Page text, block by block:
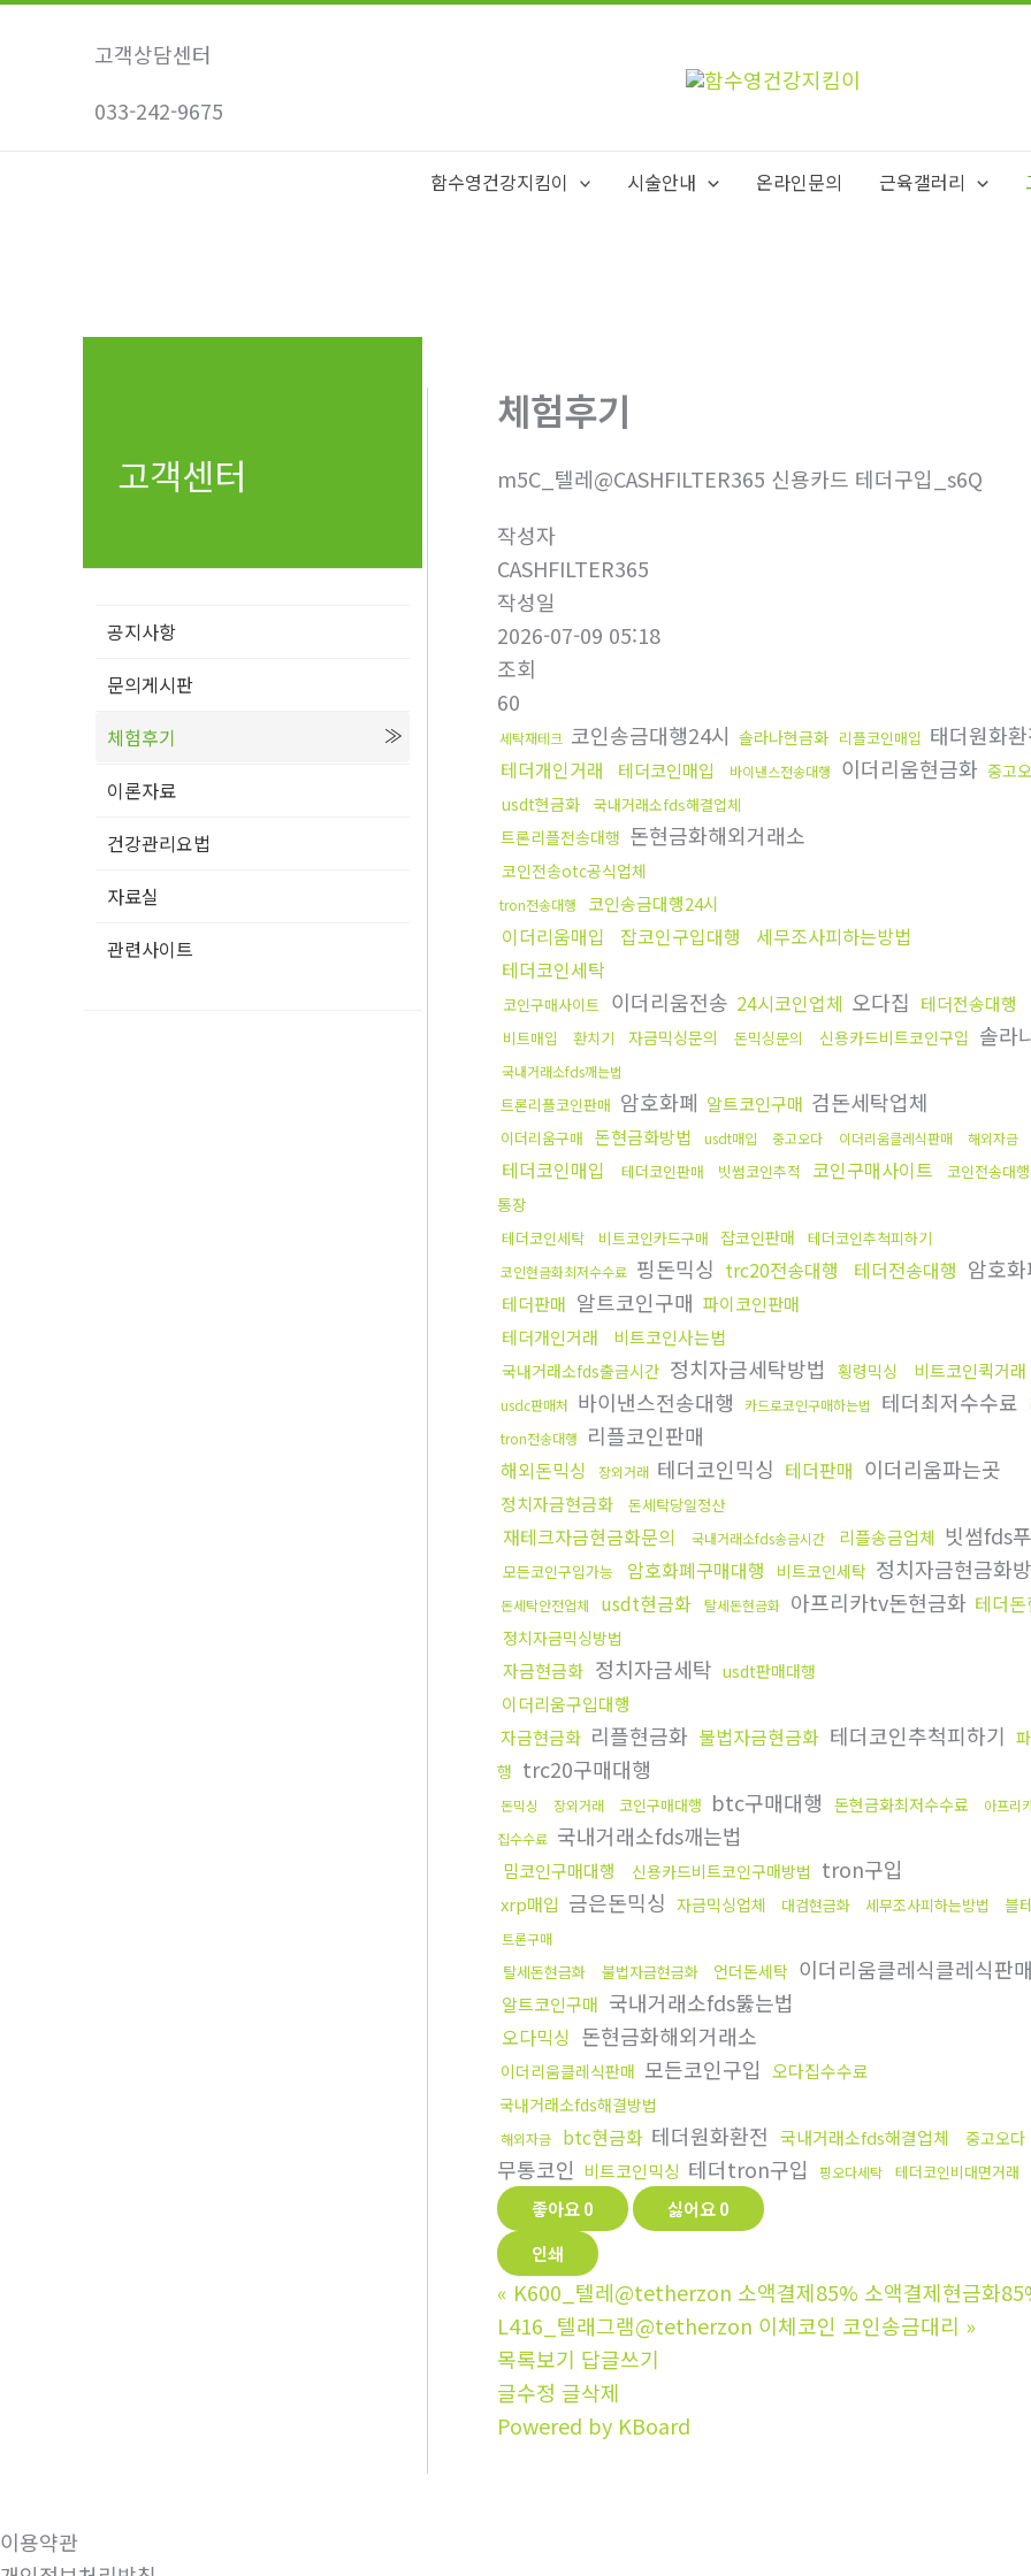
콘
고객상담센터
033-242-9675
함수영건강지킴이 시술안내 온라인문의 근육갤러리
고객센터
공지사항
문의게시판
체험후기
이론자료
건강관리요법
자료실
관련사이트
체험후기
m5C_텔레@CASHFILTER365 신용카드 테더구입_s6Q
작성자
CASHFILTER365
작성일
2026-07-09 05:18
조회
60
세탁재테크 코인송금대행24시 솔라나현금화 리플코인매입 태더원화
테더개인거래 테더코인매입 바이낸스전송대행 이더리움현금화 중고
usdt현금화 국내거래소fds해결업체
트론리플전송대행 돈현금화해외거래소
코인전송otc공식업체
tron전송대행 코인송금대행24시
이더리움매입 잡코인구입대행
세무조사피하는방법
테더코인세탁
코인구매사이트 이더리움전송 24시코인업체 오다집 테더전송대행
비트매입 환치기 자금믹싱문의 돈믹싱문의 신용카드비트코인구입 솔라
국내거래소fds깨는법
트론리플코인판매 암호화폐 알트코인구매 검돈세탁업체
이더리움구매 돈현금화방법 usdt매입 중고오다 이더리움클레식판매 해외자금
테더코인매입 테더코인판매 빗썸코인추적 코인구매사이트 코인전송대행
통장
테더코인세탁 비트코인카드구매 잡코인판매 테더코인추척피하기
코인현금화최저수수료 핑돈믹싱 trc20전송대행 테더전송대행 암호
테더판매 알트코인구매 파이코인판매
테더개인거래
비트코인사는법
국내거래소fds출금시간 정치자금세탁방법 횡령믹싱 비트코인퀵거래
usdc판매처 바이낸스전송대행 카드로코인구매하는법 테더최저수수료
tron전송대행 리플코인판매
해외돈믹싱 장외거래 테더코인믹싱 테더판매 이더리움파는곳
정치자금현금화 돈세탁당일정산
재테크자금현금화문의 국내거래소fds송금시간 리플송금업체 빗썸fds
모든코인구입가능 암호화폐구매대행 비트코인세탁 정치자금현금화
돈세탁안전업체 usdt현금화 탈세돈현금화 아프리카tv돈현금화 테더
정치자금믹싱방법
자금현금화 정치자금세탁 usdt판매대행
이더리움구입대행
자금현금화 리플현금화 불법자금현금화 테더코인추척피하기
행 trc20구매대행
돈믹싱 장외거래 코인구매대행 btc구매대행 돈현금화최저수수료 아프리
집수수료 국내거래소fds깨는법
밈코인구매대행 신용카드비트코인구매방법 tron구입
xrp매입 금은돈믹싱 자금믹싱업체 대검현금화 세무조사피하는방법 블
트론구매
탈세돈현금화 불법자금현금화 언더돈세탁 이더리움클레식클레식판매
알트코인구매 국내거래소fds뚫는법
오다믹싱 돈현금화해외거래소
이더리움클레식판매 모든코인구입 오다집수수료
국내거래소fds해결방법
해외자금 btc현금화 테더원화환전 국내거래소fds해결업체 중고오다
무통코인 비트코인믹싱 테더tron구입 핑오다세탁 테더코인비대면거래
좋아요0 싫어요0
인쇄
« K600_텔레@tetherzon 소액결제85% 소액결제현금화
L416_텔래그램@tetherzon 이체코인 코인송금대리 »
목록보기 답글쓰기
글수정 글삭제
Powered by KBoard
이용약관